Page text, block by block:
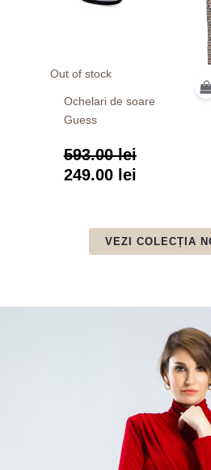
Out of stock
Ochelari de soare
Guess
593.00lei
249.00 lei
VEZI COLECȚIA